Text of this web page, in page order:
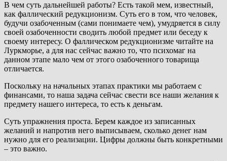
В чем суть дальнейшей работы? Есть такой мем, известный,
как фаллический редукционизм. Суть его в том, что человек,
будучи озабоченным (сами понимаете чем), умудряется в силу
своей озабоченности сводить любой предмет или беседу к
своему интересу. О фаллическом редукционизме читайте на
Луркморье, а для нас сейчас важно то, что психомаг на
данном этапе мало чем от этого озабоченного товарища
отличается.
Поскольку на начальных этапах практики мы работаем с
финансами, то наша задача сейчас свести все наши желания к
предмету нашего интереса, то есть к деньгам.
Суть упражнения проста. Берем каждое из записанных
желаний и напротив него выписываем, сколько денег нам
нужно для его реализации. Цифры должны быть конкретными
– это важно.